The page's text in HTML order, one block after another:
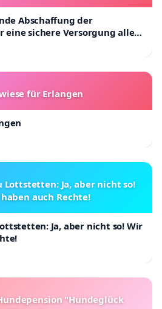
Abschaffung der
eine sichere Versorgung aller
für Erlangen
Lottstetten: Ja, aber nicht so!
auch Rechte!
Ja, aber nicht so! Wir
"Hundeglück